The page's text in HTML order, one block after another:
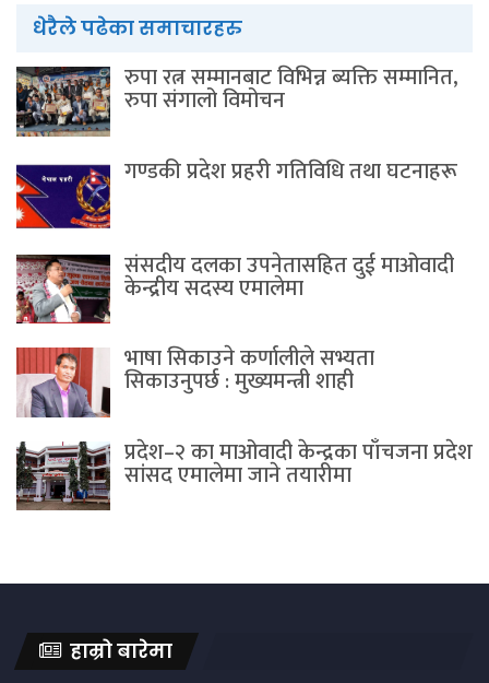
धेरैले पढेका समाचारहरु
रुपा रत्न सम्मानबाट विभिन्न ब्यक्ति सम्मानित,
रुपा संगालो विमोचन
गण्डकी प्रदेश प्रहरी गतिविधि तथा घटनाहरू
संसदीय दलका उपनेतासहित दुई माओवादी
केन्द्रीय सदस्य एमालेमा
भाषा सिकाउने कर्णालीले सभ्यता
सिकाउनुपर्छ : मुख्यमन्त्री शाही
प्रदेश–२ का माओवादी केन्द्रका पाँचजना प्रदेश
सांसद एमालेमा जाने तयारीमा
हाम्रो बारेमा